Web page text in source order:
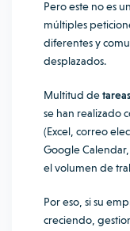
Pero este no es
múltiples
diferentes y
desplazados.
Multitud de
se han realizado
(Excel, correo
Google
el volumen de
Por eso, si su
creciendo,